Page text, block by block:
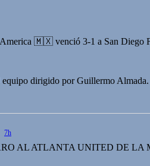
🇲🇽 venció 3-1 a San
equipo dirigido por Guillermo Almada.
7h
AL ATLANTA UNITED DE LA